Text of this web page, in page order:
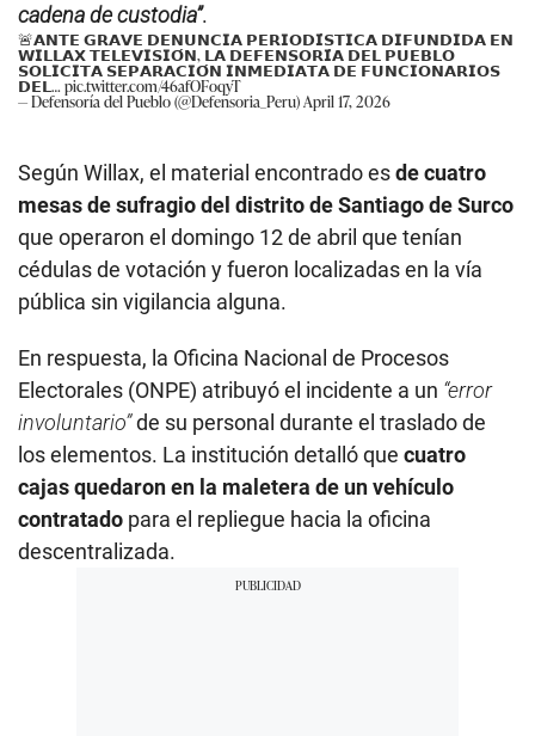
cadena de custodia”.
🚨𝗔𝗡𝗧𝗘 𝗚𝗥𝗔𝗩𝗘 𝗗𝗘𝗡𝗨𝗡𝗖𝗜𝗔 𝗣𝗘𝗥𝗜𝗢𝗗𝗜́𝗦𝗧𝗜𝗖𝗔 𝗗𝗜𝗙𝗨𝗡𝗗𝗜𝗗𝗔 𝗘𝗡
𝗪𝗜𝗟𝗟𝗔𝗫 𝗧𝗘𝗟𝗘𝗩𝗜𝗦𝗜𝗢́𝗡, 𝗟𝗔 𝗗𝗘𝗙𝗘𝗡𝗦𝗢𝗥𝗜́𝗔 𝗗𝗘𝗟 𝗣𝗨𝗘𝗕𝗟𝗢
𝗦𝗢𝗟𝗜𝗖𝗜𝗧𝗔 𝗦𝗘𝗣𝗔𝗥𝗔𝗖𝗜𝗢́𝗡 𝗜𝗡𝗠𝗘𝗗𝗜𝗔𝗧𝗔 𝗗𝗘 𝗙𝗨𝗡𝗖𝗜𝗢𝗡𝗔𝗥𝗜𝗢𝗦
𝗗𝗘𝗟… pic.twitter.com/46afOFoqyT
— Defensoría del Pueblo (@Defensoria_Peru)April 17, 2026
Según Willax, el material encontrado esde cuatro
mesas de sufragio del distrito de Santiago de Surco
que operaron el domingo 12 de abril que tenían
cédulas de votación y fueron localizadas en la vía
pública sin vigilancia alguna.
En respuesta, la Oficina Nacional de Procesos
Electorales (ONPE) atribuyó el incidente a un “error
involuntario”de su personal durante el traslado de
los elementos. La institución detalló que cuatro
cajas quedaron en la maletera de un vehículo
contratado para el repliegue hacia la oficina
descentralizada.